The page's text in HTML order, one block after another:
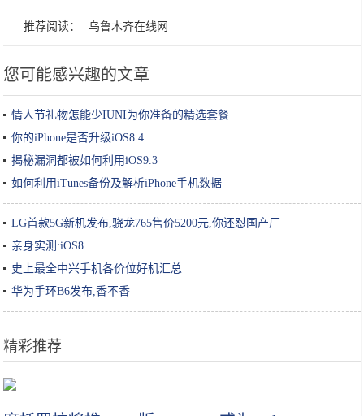
推荐阅读： 乌鲁木齐在线网
您可能感兴趣的文章
情人节礼物怎能少IUNI为你准备的精选套餐
你的iPhone是否升级iOS8.4
揭秘漏洞都被如何利用iOS9.3
如何利用iTunes备份及解析iPhone手机数据
LG首款5G新机发布,骁龙765售价5200元,你还怼国产厂
亲身实测:iOS8
史上最全中兴手机各价位好机汇总
华为手环B6发布,香不香
精彩推荐
豆腐这样做太香了，一周吃4次不嫌多，比吃肉还解馋，孩子超爱吃